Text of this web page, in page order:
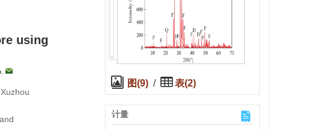
using
,
图(9) / 表(2)
计量